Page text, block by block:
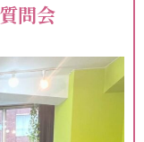
質問会